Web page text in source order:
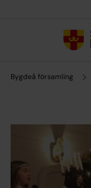
Bygdeå församling